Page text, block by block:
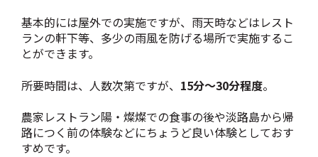
基本的には屋外での実施ですが、雨天時などはレスト
ランの軒下等、多少の雨風を防げる場所で実施するこ
とができます。
所要時間は、人数次第ですが、 15分～30分程度。
農家レストラン陽・燦燦での食事の後や淡路島から帰
路につく前の体験などにちょうど良い体験としておす
すめです。